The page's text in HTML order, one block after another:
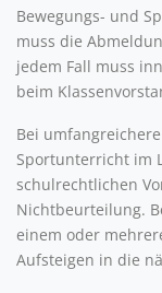
Bewegungs- und
muss die
jedem Fall muss
beim
Bei
Sportunterricht im
schulrechtlichen
Nichtbeurteilung.
einem oder
Aufsteigen in die